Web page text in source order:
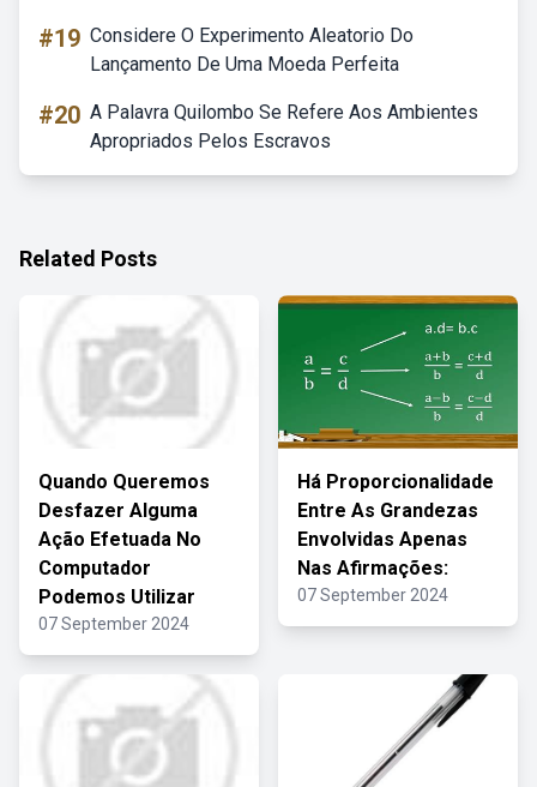
#19 Considere O Experimento Aleatorio Do
Lançamento De Uma Moeda Perfeita
#20 A Palavra Quilombo Se Refere Aos Ambientes
Apropriados Pelos Escravos
Related Posts
Quando Queremos
Desfazer Alguma
Ação Efetuada No
Computador
Podemos Utilizar
07 September 2024
Há Proporcionalidade
Entre As Grandezas
Envolvidas Apenas
Nas Afirmações:
07 September 2024